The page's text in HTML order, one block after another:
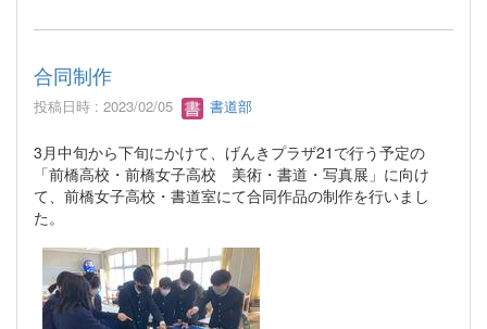
合同制作
投稿日時 : 2023/02/05 書道部
3月中旬から下旬にかけて、げんきプラザ21で行う予定の
「前橋高校・前橋女子高校 美術・書道・写真展」に向け
て、前橋女子高校・書道室にて合同作品の制作を行いまし
た。